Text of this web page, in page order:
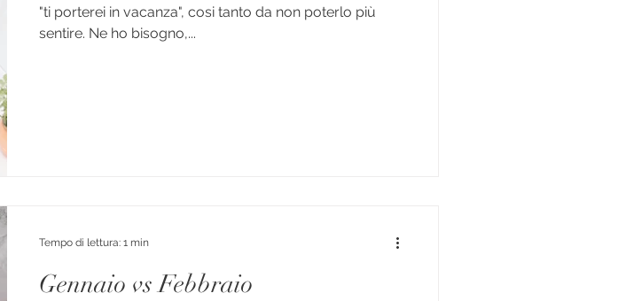
"ti porterei in vacanza", cosi tanto da non poterlo più
sentire. Ne ho bisogno,...
Gennaio vs Febbraio
Tempo di lettura: 1 min